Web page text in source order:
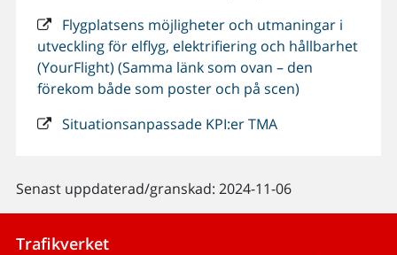
Flygplatsens möjligheter och utmaningar i
utveckling för elflyg, elektrifiering och hållbarhet
(YourFlight) (Samma länk som ovan – den
förekom både som poster och på scen)
Situationsanpassade KPI:er TMA
Senast uppdaterad/granskad: 2024-11-06
Trafikverket